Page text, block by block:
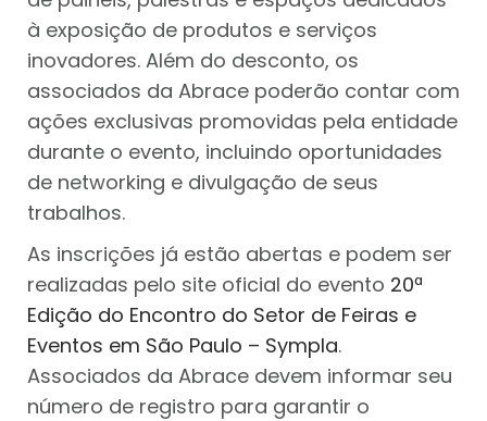
à exposição de produtos e serviços
inovadores. Além do desconto, os
associados da Abrace poderão contar com
ações exclusivas promovidas pela entidade
durante o evento, incluindo oportunidades
de networking e divulgação de seus
trabalhos.
As inscrições já estão abertas e podem ser
realizadas pelo site oficial do evento 20ª
Edição do Encontro do Setor de Feiras e
Eventos em São Paulo – Sympla.
Associados da Abrace devem informar seu
número de registro para garantir o